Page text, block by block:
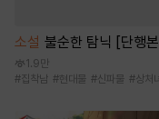
소설 불순한 탐닉 [단행본]
1.9만
#집착남 #현대물 #신파물 #상처녀